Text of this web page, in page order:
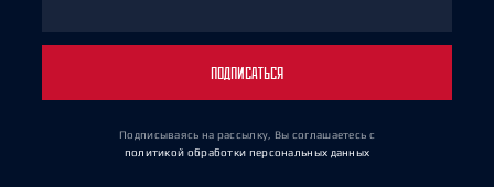
ПОДПИСАТЬСЯ
Подписываясь на рассылку, Вы соглашаетесь с
политикой обработки персональных данных